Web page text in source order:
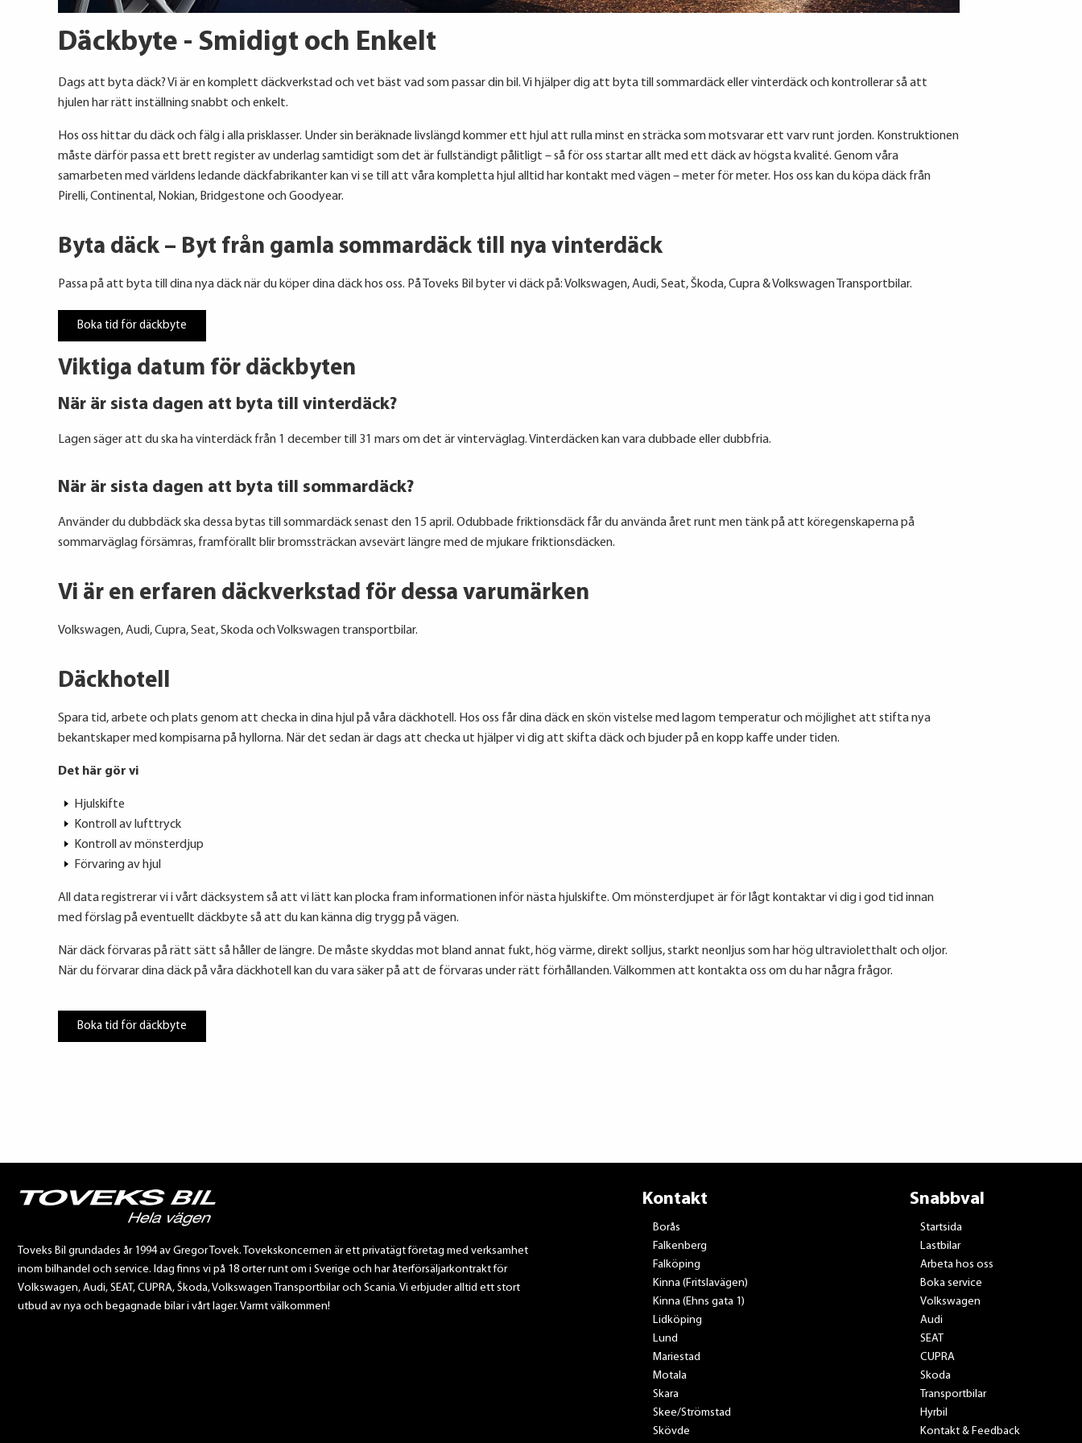
Däckbyte - Smidigt och Enkelt
Dags att byta däck? Vi är en komplett däckverkstad och vet bäst vad som passar din bil. Vi hjälper dig att byta till sommardäck eller vinterdäck och kontrollerar så att
hjulen har rätt inställning snabbt och enkelt.
Hos oss hittar du däck och fälg i alla prisklasser. Under sin beräknade livslängd kommer ett hjul att rulla minst en sträcka som motsvarar ett varv runt jorden. Konstruktionen
måste därför passa ett brett register av underlag samtidigt som det är fullständigt pålitligt – så för oss startar allt med ett däck av högsta kvalité. Genom våra
samarbeten med världens ledande däckfabrikanter kan vi se till att våra kompletta hjul alltid har kontakt med vägen – meter för meter. Hos oss kan du köpa däck från
Pirelli, Continental, Nokian, Bridgestone och Goodyear.
Byta däck – Byt från gamla sommardäck till nya vinterdäck
Passa på att byta till dina nya däck när du köper dina däck hos oss. På Toveks Bil byter vi däck på:Volkswagen, Audi, Seat, Škoda, Cupra & Volkswagen Transportbilar.
Boka tid för däckbyte
Viktiga datum för däckbyten
När är sista dagen att byta till vinterdäck?
Lagen säger att du ska ha vinterdäck från 1 december till 31 mars om det är vinterväglag. Vinterdäcken kan vara dubbade eller dubbfria.
När är sista dagen att byta till sommardäck?
Använder du dubbdäck ska dessa bytas till sommardäck senast den 15 april. Odubbade friktionsdäck får du använda året runt men tänk på att köregenskaperna på
sommarväglag försämras, framförallt blir bromssträckan avsevärt längre med de mjukare friktionsdäcken.
Vi är en erfaren däckverkstad för dessa varumärken
Volkswagen, Audi, Cupra, Seat, Skoda och Volkswagen transportbilar.
Däckhotell
Spara tid, arbete och plats genom att checka in dina hjul på våra däckhotell. Hos oss får dina däck en skön vistelse med lagom temperatur och möjlighet att stifta nya
bekantskaper med kompisarna på hyllorna. När det sedan är dags att checka ut hjälper vi dig att skifta däck och bjuder på en kopp kaffe under tiden.
Det här gör vi
Hjulskifte
Kontroll av lufttryck
Kontroll av mönsterdjup
Förvaring av hjul
All data registrerar vi i vårt däcksystem så att vi lätt kan plocka fram informationen inför nästa hjulskifte. Om mönsterdjupet är för lågt kontaktar vi dig i god tid innan
med förslag på eventuellt däckbyte så att du kan känna dig trygg på vägen.
När däck förvaras på rätt sätt så håller de längre. De måste skyddas mot bland annat fukt, hög värme, direkt solljus, starkt neonljus som har hög ultravioletthalt och oljor.
När du förvarar dina däck på våra däckhotell kan du vara säker på att de förvaras under rätt förhållanden. Välkommen att kontakta oss om du har några frågor.
Boka tid för däckbyte
Toveks Bil grundades år 1994 av Gregor Tovek. Tovekskoncernen är ett privatägt företag med verksamhet
inom bilhandel och service. Idag finns vi på 18 orter runt om i Sverige och har återförsäljarkontrakt för
Volkswagen, Audi, SEAT, CUPRA, Škoda, Volkswagen Transportbilar och Scania. Vi erbjuder alltid ett stort
utbud av nya och begagnade bilar i vårt lager. Varmt välkommen!
Kontakt
Borås
Falkenberg
Falköping
Kinna (Fritslavägen)
Kinna (Ehns gata 1)
Lidköping
Lund
Mariestad
Motala
Skara
Skee/Strömstad
Skövde
Snabbval
Startsida
Lastbilar
Arbeta hos oss
Boka service
Volkswagen
Audi
SEAT
CUPRA
Skoda
Transportbilar
Hyrbil
Kontakt & Feedback